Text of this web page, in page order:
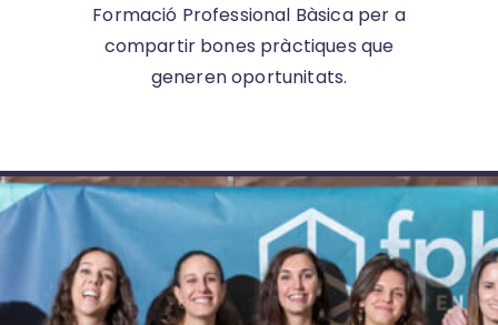
Formació Professional Bàsica per a
compartir bones pràctiques que
generen oportunitats.